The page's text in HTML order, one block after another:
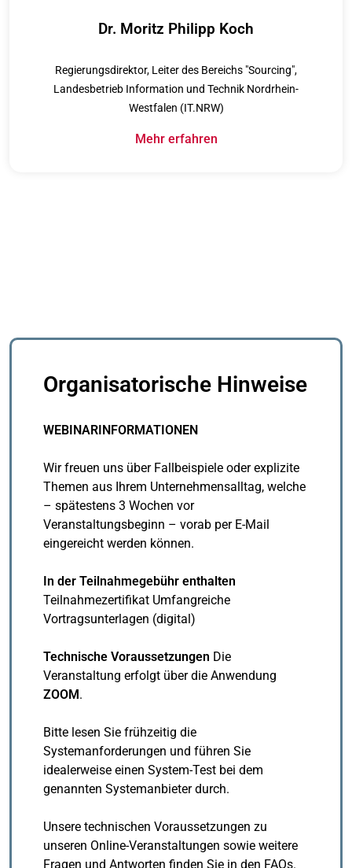
Dr. Moritz Philipp Koch
Regierungsdirektor, Leiter des Bereichs "Sourcing",
Landesbetrieb Information und Technik Nordrhein-
Westfalen (IT.NRW)
Mehr erfahren
Organisatorische Hinweise
WEBINARINFORMATIONEN
Wir freuen uns über Fallbeispiele oder explizite
Themen aus Ihrem Unternehmensalltag, welche
– spätestens 3 Wochen vor
Veranstaltungsbeginn – vorab per E-Mail
eingereicht werden können.
In der Teilnahmegebühr enthalten
Teilnahmezertifikat Umfangreiche
Vortragsunterlagen (digital)
Technische Voraussetzungen Die
Veranstaltung erfolgt über die Anwendung
ZOOM.
Bitte lesen Sie frühzeitig die
Systemanforderungen und führen Sie
idealerweise einen System-Test bei dem
genannten Systemanbieter durch.
Unsere technischen Voraussetzungen zu
unseren Online-Veranstaltungen sowie weitere
Fragen und Antworten finden Sie in den FAQs.